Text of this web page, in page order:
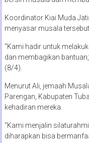
Koordinator Kiai Muda
menyasar musala
“Kami hadir untuk
dan membagikan
(8/4).
Menurut Ali, jemaah
Parengan, Kabupaten
kehadiran mereka.
“Kami menjalin
diharapkan bisa